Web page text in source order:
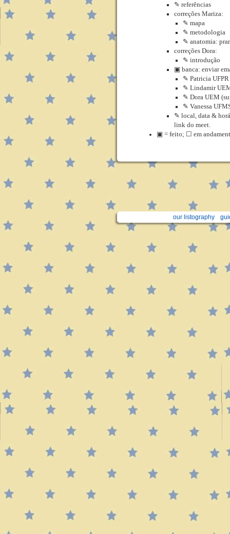
✎ referências
correções Mariza:
✎ mapa
✎ metodologia
✎ anatomia:
correções Dora:
✎ introdução
▣ banca: enviar
✎ Patricia UFPR
✎ Lindamir
✎ Dora UEM
✎ Vanessa
✎ local, data &
link do meet.
▣ = feito; ☐ em
our listography